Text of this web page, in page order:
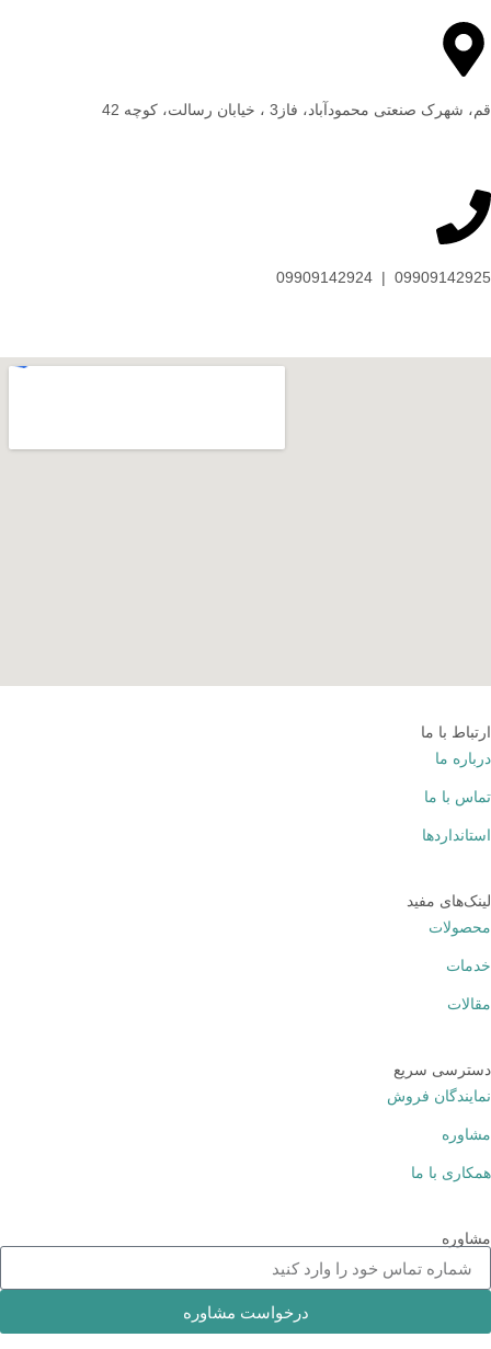
قم، شهرک صنعتی محمودآباد، فاز3 ، خیابان رسالت، کوچه 42
09909142925 | 09909142924
ارتباط با ما
درباره ما
تماس با ما
استانداردها
لینک‌های مفید
محصولات
خدمات
مقالات
دسترسی سریع
نمایندگان فروش
مشاوره
همکاری با ما
مشاوره
درخواست مشاوره